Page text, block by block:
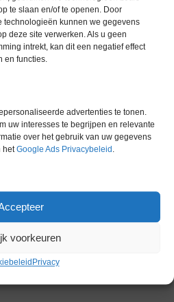
te slaan en/of te openen. Door
technologieën kunnen we gegevens
deze site verwerken. Als u geen
intrekt, kan dit een negatief effect
en functies.
advertenties te tonen.
uw interesses te begrijpen en relevante
over het gebruik van uw gegevens
hetGoogle Ads Privacybeleid .
voorkeuren
Privacy
producten